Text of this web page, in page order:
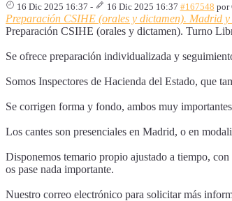
16 Dic 2025 16:37 - 16 Dic 2025 16:37 #167548 por
Preparación CSIHE (orales y dictamen). Madrid y
Preparación CSIHE (orales y dictamen). Turno
Se ofrece preparación individualizada y
Somos Inspectores de Hacienda del Estado, que
Se corrigen forma y fondo, ambos muy
Los cantes son presenciales en Madrid, o en
Disponemos temario propio ajustado a tiempo,
os pase nada importante.
Nuestro correo electrónico para solicitar más